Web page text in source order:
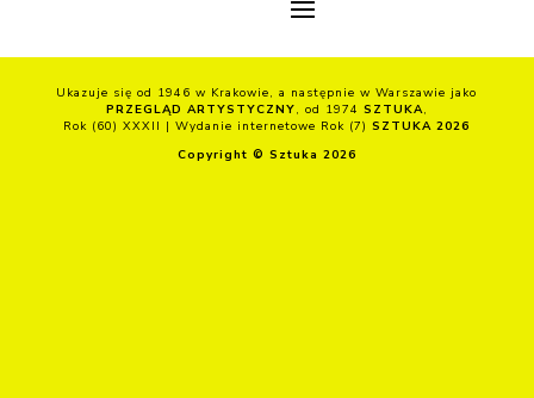
Ukazuje się od 1946 w Krakowie, a następnie w Warszawie jako
PRZEGLĄD ARTYSTYCZNY, od 1974 SZTUKA,
Rok (60) XXXII | Wydanie internetowe Rok (7)SZTUKA 2026
Copyright © Sztuka 2026